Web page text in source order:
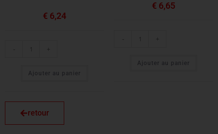
€ 6,24
- +
Ajouter au panier
€ 6,65
- +
Ajouter au panier
retour